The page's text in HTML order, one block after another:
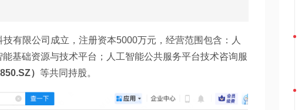
有限公司成立，注册资本5000万元，经营范围包含：人
基础资源与技术平台；人工智能公共服务平台技术咨询服
） 等共同持股。